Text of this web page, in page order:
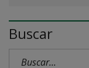
Buscar